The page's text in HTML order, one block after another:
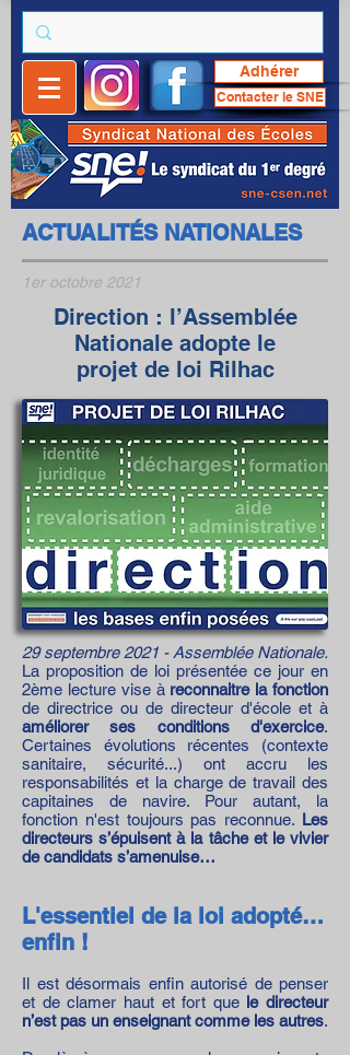
Adhérer
Contacter le SNE
ACTUALITÉS NATIONALES
1er octobre 2021
Direction : l’Assemblée
Nationale adopte le
projet de loi Rilhac
29 septembre 2021 - Assemblée Nationale.
La proposition de loi présentée ce jour en
2ème lecture vise à reconnaitre la fonction
de directrice ou de directeur d'école et à
améliorer ses conditions d'exercice.
Certaines évolutions récentes (contexte
sanitaire, sécurité...) ont accru les
responsabilités et la charge de travail des
capitaines de navire. Pour autant, la
fonction n'est toujours pas reconnue. Les
directeurs s’épuisent à la tâche et le vivier
de candidats s’amenuise…
L'essentiel de la loi adopté…
enfin !
Il est désormais enfin autorisé de penser
et de clamer haut et fort que le directeur
n’est pas un enseignant comme les autres.